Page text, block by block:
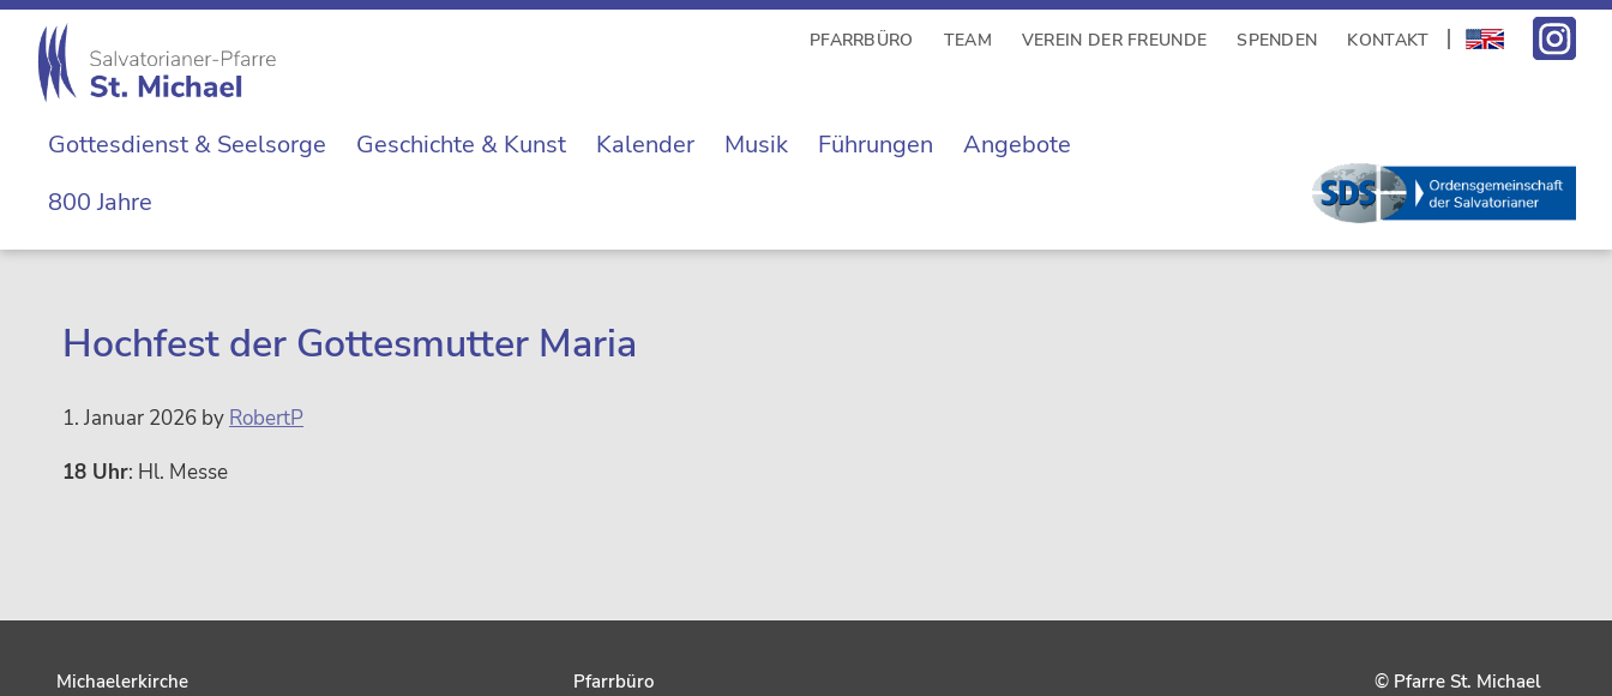
Zur
Hauptnavigation
springen
Skip
main
Zur
Hauptsidebar
springen
Zur
Fußzeile
springen
Michael
Michaelerkirche
im
Zentrum
Wiens
PFARRBÜRO TEAM VEREIN DER FREUNDE SPENDEN KONTAKT
Gottesdienst & Seelsorge Geschichte & Kunst Kalender Musik Führungen
Angebote
800 Jahre
Hochfest der Gottesmutter Maria
1. Januar 2026 by RobertP
18 Uhr: Hl. Messe
Michaelerkirche Pfarrbüro © Pfarre St. Michael